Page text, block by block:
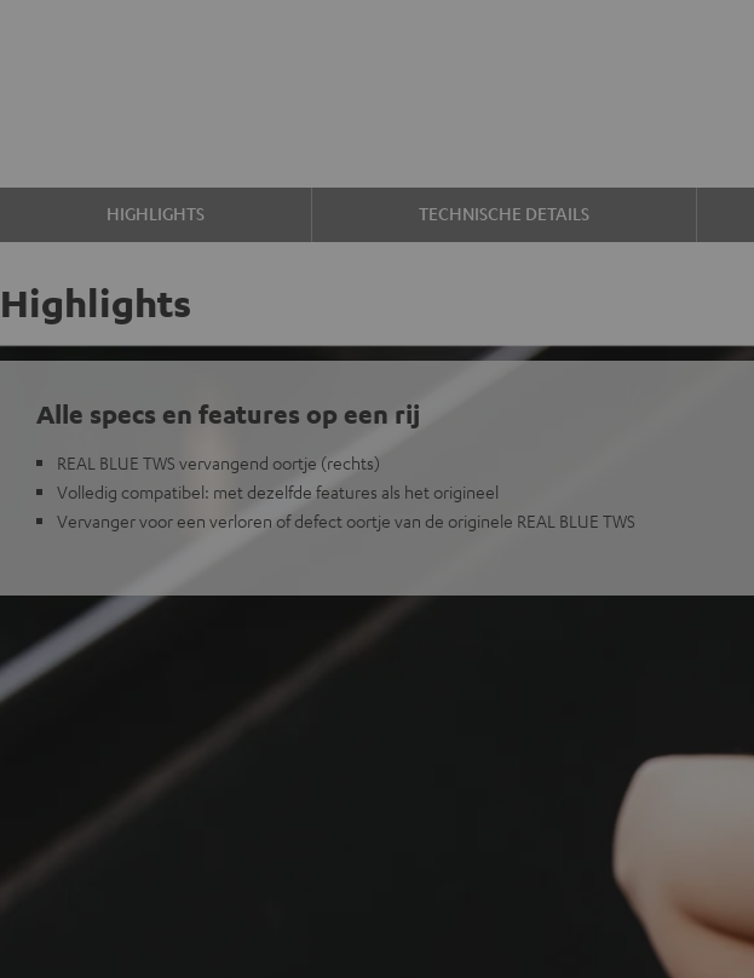
HIGHLIGHTS TECHNISCHE DETAILS
Highlights
Alle specs en features op een rij
REAL BLUE TWS vervangend oortje (rechts)
Volledig compatibel: met dezelfde features als het origineel
Vervanger voor een verloren of defect oortje van de originele REAL BLUE TWS